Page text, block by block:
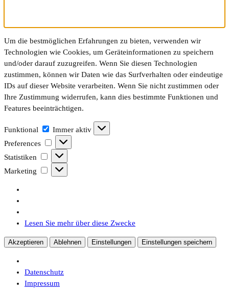
Um die bestmöglichen Erfahrungen zu bieten, verwenden wir
Technologien wie Cookies, um Geräteinformationen zu speichern
und/oder darauf zuzugreifen. Wenn Sie diesen Technologien
zustimmen, können wir Daten wie das Surfverhalten oder eindeutige
IDs auf dieser Website verarbeiten. Wenn Sie nicht zustimmen oder
Ihre Zustimmung widerrufen, kann dies bestimmte Funktionen und
Features beeinträchtigen.
Funktional Funktional
Immer aktiv
Preferences
Preferences
Statistiken Statistiken
Marketing Marketing
Lesen Sie mehr über diese Zwecke
Akzeptieren Ablehnen Einstellungen Einstellungen speichern
Datenschutz
Impressum